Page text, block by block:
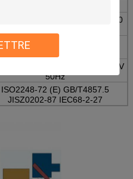
1700*1200*2750
480
comprimé 0.5~0.7Mpa d'AC220V
50Hz
ISO2248-72 (E) GB/T4857.5
JISZ0202-87 IEC68-2-27